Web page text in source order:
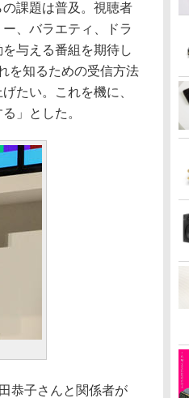
課題は普及。視聴者
、バラエティ、ドラ
与える番組を期待し
を知るための受信方法
たい。これを機に、
」とした。
恭子さんと関係者が